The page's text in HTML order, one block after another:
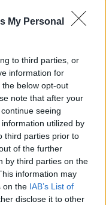
My Personal
to third parties, or
information for
below opt-out
note that after your
seeing
utilized by
third parties prior to
of the further
by third parties on the
information may
on the IAB’s List of
disclose it to other
1